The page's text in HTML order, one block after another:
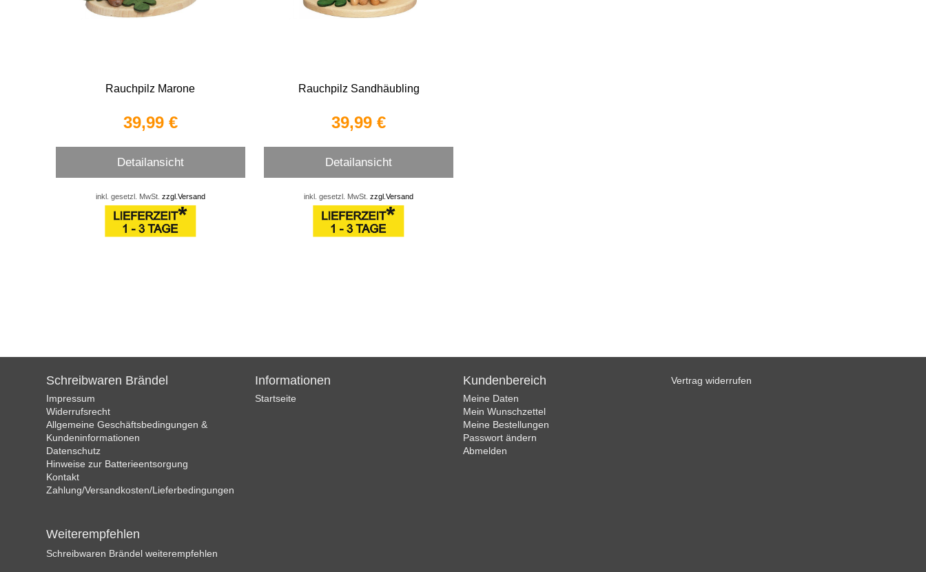
Rauchpilz Marone
39,99 €
Detailansicht
inkl. gesetzl. MwSt. zzgl.Versand
Rauchpilz Sandhäubling
39,99 €
Detailansicht
inkl. gesetzl. MwSt.zzgl.Versand
Schreibwaren Brändel
Impressum
Widerrufsrecht
Allgemeine Geschäftsbedingungen &
Kundeninformationen
Datenschutz
Hinweise zur Batterieentsorgung
Kontakt
Zahlung/Versandkosten/Lieferbedingungen
Informationen
Startseite
Kundenbereich
Meine Daten
Mein Wunschzettel
Meine Bestellungen
Passwort ändern
Abmelden
Vertrag widerrufen
Weiterempfehlen
Schreibwaren Brändel weiterempfehlen